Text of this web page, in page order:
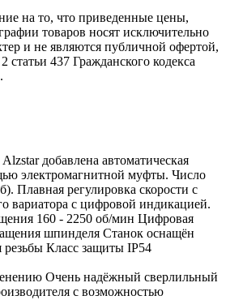
на то, что приведенные цены,
товаров носят исключительно
и не являются публичной офертой,
статьи 437 Гражданского кодекса
добавлена автоматическая
электромагнитной муфты. Число
Плавная регулировка скорости с
вариатора с цифровой индикацией.
160 - 2250 об/мин Цифровая
шпинделя Станок оснащён
резьбы Класс защиты IP54
Очень надёжный сверлильный
с возможностью